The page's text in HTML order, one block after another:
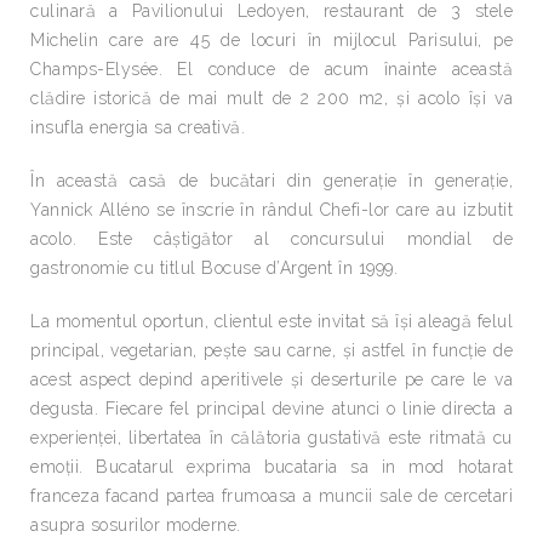
culinară a Pavilionului Ledoyen, restaurant de 3 stele
Michelin care are 45 de locuri în mijlocul Parisului, pe
Champs-Elysée. El conduce de acum înainte această
clădire istorică de mai mult de 2 200 m2, și acolo își va
insufla energia sa creativă.
În această casă de bucătari din generație în generație,
Yannick Alléno se înscrie în rândul Chefi-lor care au izbutit
acolo. Este câștigător al concursului mondial de
gastronomie cu titlul Bocuse d’Argent în 1999.
La momentul oportun, clientul este invitat să își aleagă felul
principal, vegetarian, pește sau carne, și astfel în funcție de
acest aspect depind aperitivele și deserturile pe care le va
degusta. Fiecare fel principal devine atunci o linie directa a
experienței, libertatea în călătoria gustativă este ritmată cu
emoții. Bucatarul exprima bucataria sa in mod hotarat
franceza facand partea frumoasa a muncii sale de cercetari
asupra sosurilor moderne.